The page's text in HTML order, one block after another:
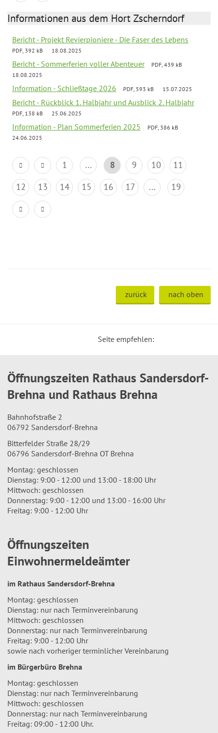
Informationen aus dem Hort Zscherndorf
Bericht - Projekt Revierpioniere - Die Faser des Lebens
PDF, 392 kB 18.08.2025
Bericht - Sommerferien voller Abenteuer
PDF, 439 kB
18.08.2025
Information - Schließtage 2026 PDF, 593 kB 15.07.2025
Bericht - Rückblick 1. Halbjahr und Ausblick 2. Halbjahr
PDF, 138 kB 25.06.2025
Information - Plan Sommerferien 2025
PDF, 386 kB
24.06.2025
1 ... 8 9 10
11
12
13 14 15 16 17 ... 19
zurück nach oben
Seite empfehlen:
Öffnungszeiten Rathaus Sandersdorf-
Brehna und Rathaus Brehna
Bahnhofstraße 2
06792 Sandersdorf-Brehna
Bitterfelder Straße 28/29
06796 Sandersdorf-Brehna OT Brehna
Montag: geschlossen
Dienstag: 9:00 - 12:00 und 13:00 - 18:00 Uhr
Mittwoch: geschlossen
Donnerstag: 9:00 - 12:00 und 13:00 - 16:00 Uhr
Freitag: 9:00 - 12:00 Uhr
Öffnungszeiten
Einwohnermeldeämter
im Rathaus Sandersdorf-Brehna
Montag: geschlossen
Dienstag: nur nach Terminvereinbarung
Mittwoch: geschlossen
Donnerstag: nur nach Terminvereinbarung
Freitag: 9:00 - 12:00 Uhr
sowie nach vorheriger terminlicher Vereinbarung
im Bürgerbüro Brehna
Montag: geschlossen
Dienstag: nur nach Terminvereinbarung
Mittwoch: geschlossen
Donnerstag: nur nach Terminvereinbarung
Freitag: 09:00 - 12:00 Uhr.